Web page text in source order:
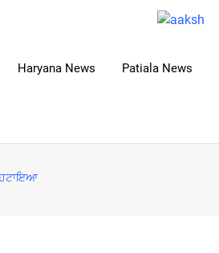
Haryana News Patiala News
ਹਟਾਇਆ